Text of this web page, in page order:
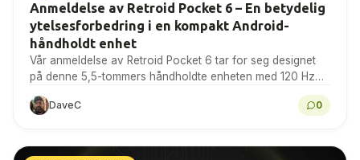
Anmeldelse av Retroid Pocket 6 – En betydelig
ytelsesforbedring i en kompakt Android-
håndholdt enhet
Vår anmeldelse av Retroid Pocket 6 tar for seg designet
på denne 5,5-tommers håndholdte enheten med 120 Hz
AMOLED-skjerm, batterilevetid og temperaturmålinger,
Android-spill, emulering...
DaveC 0